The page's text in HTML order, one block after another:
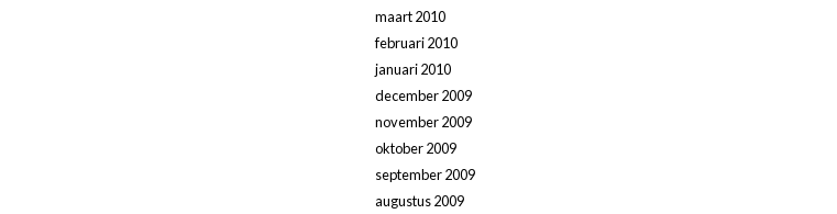
maart 2010
februari 2010
januari 2010
december 2009
november 2009
oktober 2009
september 2009
augustus 2009